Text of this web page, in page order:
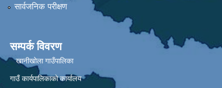
सार्वजनिक परीक्षण
सम्पर्क विवरण
खानीखोला गाउँपालिका
गाउँ कार्यपालिकाको कार्यालय